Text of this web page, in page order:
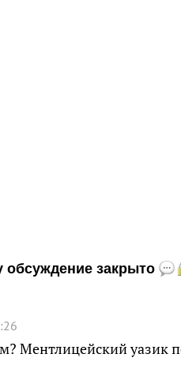
обсуждение закрыто
Ментлицейский уазик